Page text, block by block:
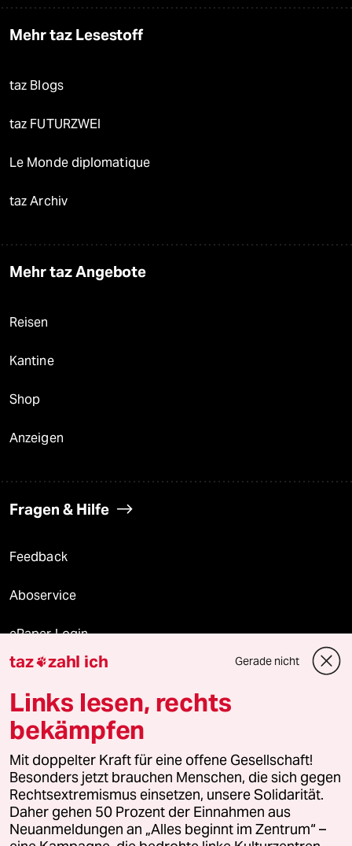
Mehr taz Lesestoff
taz Blogs
taz FUTURZWEI
Le Monde diplomatique
taz Archiv
Mehr taz Angebote
Reisen
Kantine
Shop
Anzeigen
Fragen & Hilfe
Feedback
Aboservice
ePaper Login
Downloads für Abonnierende
© 2026 taz Verlags und Vertriebs GmbH
Alle Rechte vorbehalten. Bei rechtlichen Fragen oder für Genehmigungen
wenden Sie sich bitte an
lizenzen@taz.de
Feedback Redaktionsstatut Kommune-Richtlinien
taz zahl ich Gerade nicht
Links lesen, rechts
bekämpfen
Mit doppelter Kraft für eine offene Gesellschaft!
Besonders jetzt brauchen Menschen, die sich gegen
Rechtsextremismus einsetzen, unsere Solidarität.
Daher gehen 50 Prozent der Einnahmen aus
Neuanmeldungen an „Alles beginnt im Zentrum“ –